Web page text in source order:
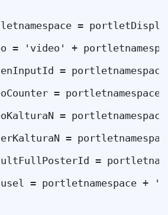
=
= 'video' +
=
=
=
=
=
= portletnamespace +